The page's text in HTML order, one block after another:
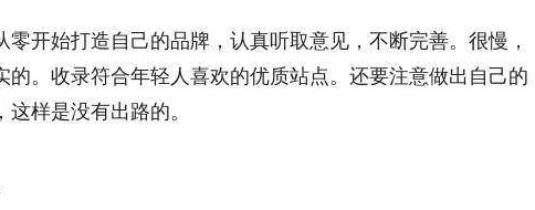
开始打造自己的品牌，认真听取意见，不断完善。很慢，
的。收录符合年轻人喜欢的优质站点。还要注意做出自己的
样是没有出路的。